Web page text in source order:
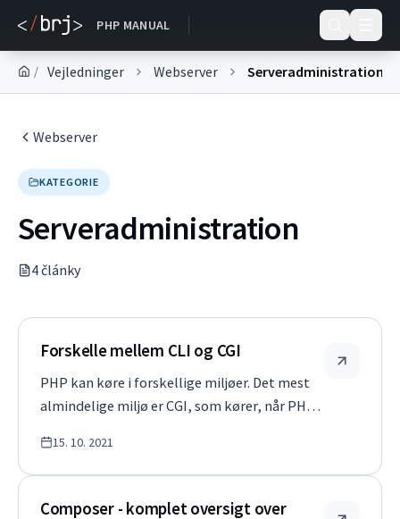
PHP MANUAL
DOKUMENTACE
/ Vejledninger Webserver Serveradministration
Webserver
KATEGORIE
Serveradministration
4články
Forskelle mellem CLI og CGI
PHP kan køre i forskellige miljøer. Det mest
almindelige miljø er CGI, som kører, når PHP
også muligt at køre et PHP-script fra
terminalen, og i så fald er det en såkaldt CLI-
opgave (Command-line interface).…
15. 10. 2021
Composer - komplet oversigt over